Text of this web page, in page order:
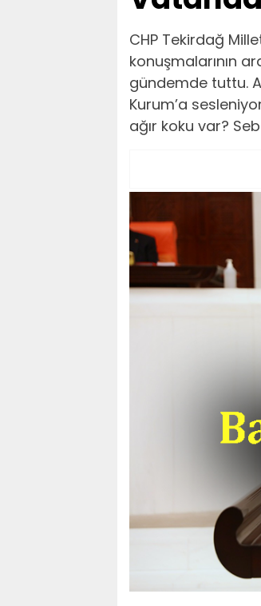
CHP Tekirdağ
konuşmalarının
gündemde tuttu.
Kurum’a
ağır koku var?